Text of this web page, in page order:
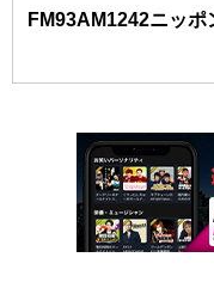
FM93AM1242ニッ